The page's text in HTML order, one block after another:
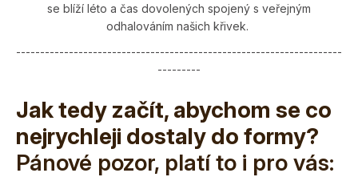
se blíží léto a čas dovolených spojený s veřejným
odhalováním našich křivek.
--------------------------------------------------------------------
---------
Jak tedy začít, abychom se co
nejrychleji dostaly do formy?
Pánové pozor, platí to i pro vás: